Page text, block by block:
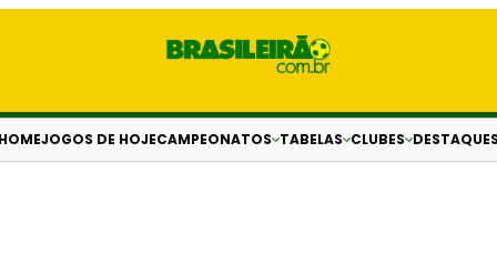
JOGOS DE HOJECAMPEONATOS TABELAS CLUBES